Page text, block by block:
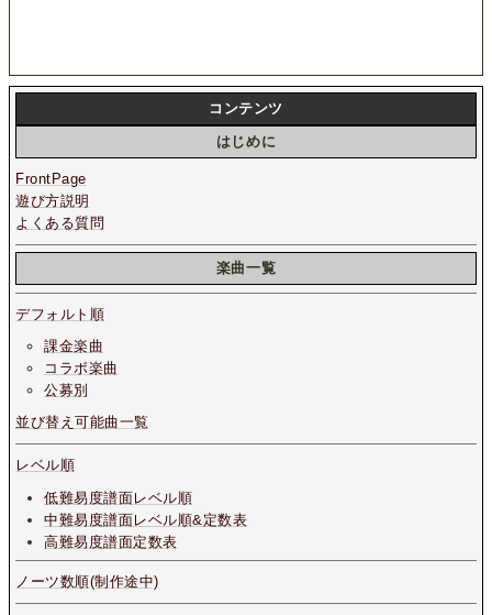
コンテンツ
はじめに
FrontPage
遊び方説明
よくある質問
楽曲一覧
デフォルト順
課金楽曲
コラボ楽曲
公募別
並び替え可能曲一覧
レベル順
低難易度譜面レベル順
中難易度譜面レベル順&定数表
高難易度譜面定数表
ノーツ数順(制作途中)